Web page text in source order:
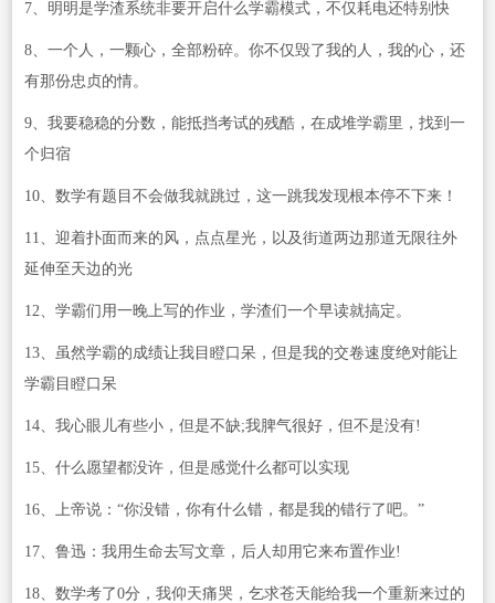
7、明明是学渣系统非要开启什么学霸模式，不仅耗电还特别快
8、一个人，一颗心，全部粉碎。你不仅毁了我的人，我的心，还
有那份忠贞的情。
9、我要稳稳的分数，能抵挡考试的残酷，在成堆学霸里，找到一
个归宿
10、数学有题目不会做我就跳过，这一跳我发现根本停不下来！
11、迎着扑面而来的风，点点星光，以及街道两边那道无限往外
延伸至天边的光
12、学霸们用一晚上写的作业，学渣们一个早读就搞定。
13、虽然学霸的成绩让我目瞪口呆，但是我的交卷速度绝对能让
学霸目瞪口呆
14、我心眼儿有些小，但是不缺;我脾气很好，但不是没有!
15、什么愿望都没许，但是感觉什么都可以实现
16、上帝说：“你没错，你有什么错，都是我的错行了吧。”
17、鲁迅：我用生命去写文章，后人却用它来布置作业!
18、数学考了0分，我仰天痛哭，乞求苍天能给我一个重新来过的